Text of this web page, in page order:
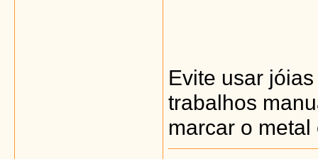
Evite usar
trabalhos
marcar o